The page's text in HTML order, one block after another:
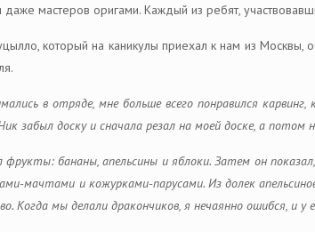
мастеров оригами. Каждый из ребят,
который на каникулы приехал к нам из Москвы,
в отряде, мне больше всего понравился
забыл доску и сначала резал на моей доске, а потом
бананы, апельсины и яблоки. Затем он
мачтами и кожурками-парусами. Из долек
Когда мы делали дракончиков, я нечаянно ошибся, и у